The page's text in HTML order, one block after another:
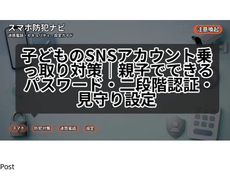
ス
ワ
ー
ド・
り
定
は
Post